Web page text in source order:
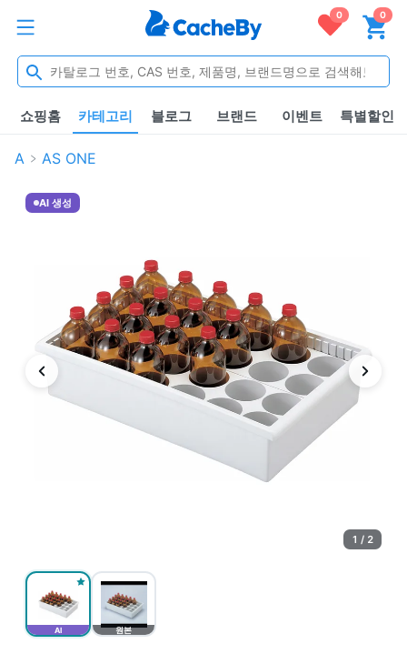
0 0
쇼핑홈 카테고리 블로그 브랜드 이벤트 특별할인
A AS ONE
AI 원본
AI 생성
1 / 2